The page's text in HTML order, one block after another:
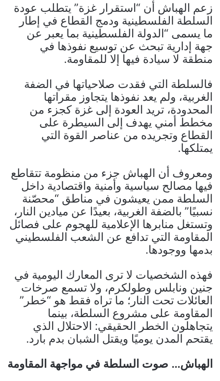
زعم الهباش أن “استقرار غزة” يتطلب عودة
السلطة الفلسطينية ودمج القطاع في إطار
ما يسمى “الدولة الفلسطينية بما يعبر عن
جهة إدارية تبحث عن توسيع نفوذها في
منطقة لا سيادة فيها إلا للمقاومة.
فالسلطة التي فقدت صلاحياتها في الضفة
الغربية، ولم يعد نفوذها يتجاوز مقراتها
المحدودة، تريد العودة إلى غزة كجزء من
مخطط أمني يهدف إلى السيطرة على
القطاع وتجريده من عناصر القوة التي
يمتلكها.
ومعروف أن الهباش جزء من منظومة تتقاطع
فيها مصالح سياسية وأمنية واقتصادية داخل
السلطة ممن يعيشون في مناطق “محصّنة
نسبيًا” بالضفة الغربية، بعيدًا عن ميادين النار،
وتستغل منابرها الإعلامية للهجوم على فصائل
المقاومة التي تدافع عن الشعب الفلسطيني
بدمها ووجودها.
فهذه الشخصيات لا ترى المعارك اليومية في
جنين ونابلس وطولكرم، ولا تسمع صرخات
العائلات تحت النار؛ ما تراه فقط هو “خطر”
المقاومة على مشروع السلطة، بينما
يتجاهلون الخطر الحقيقي: الاحتلال الذي
يقتحم المدن يوميًا ويقتل الشبان بدم بارد.
الهباش… صوت السلطة في مواجهة المقاومة